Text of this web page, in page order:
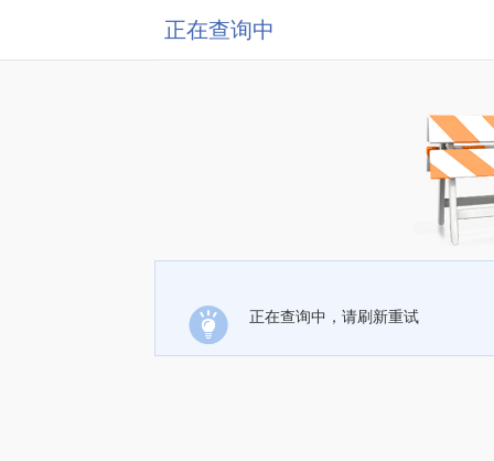
正在查询中
正在查询中，请刷新重试